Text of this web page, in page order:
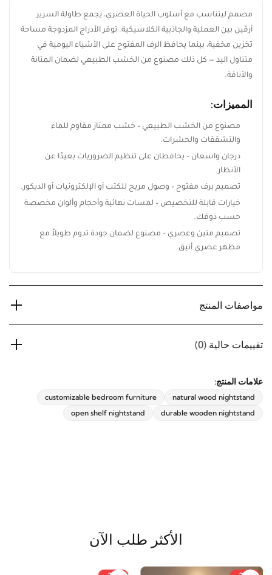
مصمم ليتناسب مع أسلوب الحياة العصري، يجمع طاولة السرير
أرڤين بين العملية والجاذبية الكلاسيكية. توفر الأدراج المزدوجة
مساحة تخزين مخفية، بينما يحافظ الرف المفتوح على الأشياء اليومية
في متناول اليد — كل ذلك مصنوع من الخشب الطبيعي لضمان
المميزات:
مصنوع من الخشب الطبيعي – خشب ممتاز مقاوم للماء
درجان واسعان – يحافظان على تنظيم الضروريات بعيدًا عن
تصميم برف مفتوح – وصول مريح للكتب أو الإلكترونيات أو
خيارات قابلة للتخصيص – لمسات نهائية وأحجام وألوان مخصصة
حسب ذوقك.
مواصفات المنتج
علامات المنتج:
natural wood nightstand
customizable bedroom furniture
الأكثر طلب الآن